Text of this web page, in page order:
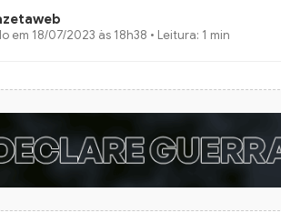
em 18/07/2023 às 18h38 • Leitura: 1 min